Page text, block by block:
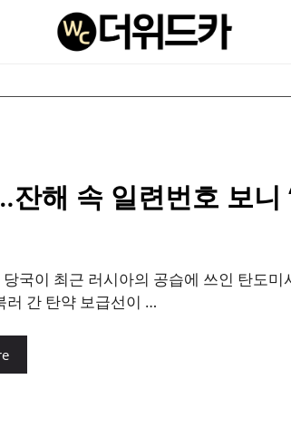
해 속 일련번호 보니
국이 최근 러시아의 공습에 쓰인 탄도
러 간 탄약 보급선이 …